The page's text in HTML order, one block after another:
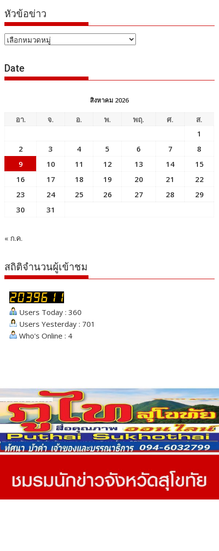
หัวข้อข่าว
หัวข้อ
Date
สิงหาคม 2026
อา. จ. อ. พ. พฤ. ศ.
ส.
1
2
3 4 5 6 7
8
9
10 11 12 13 14
15
16
17 18 19 20 21
22
23
24 25 26 27 28
29
30
31
« ก.ค.
สถิติจำนวนผู้เข้าชม
Users Today : 360
Users Yesterday : 701
Who's Online : 4